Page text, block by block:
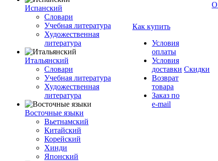
Испанский
Словари
Учебная литература
Художественная
литература
Итальянский
Словари
Учебная литература
Художественная
литература
Восточные языки
Вьетнамский
Китайский
Корейский
Хинди
Японский
Как купить
Условия
оплаты
Условия
доставки
Возврат
товара
Заказ по
e-mail
Скидки
О